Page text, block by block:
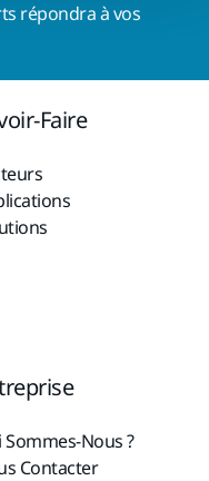
répondra à vos
Faire
Sommes-Nous ?
Contacter